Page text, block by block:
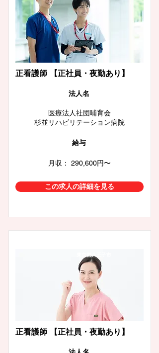
正看護師 【正社員・夜勤あり】
​法人名
医療法人社団哺育会
杉並リハビリテーション病院
給与
月収： 290,600円〜
この求人の詳細を見る
東京都八王子市
正看護師 【正社員・夜勤あり】